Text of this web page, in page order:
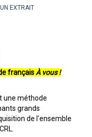
EXTRAIT
françaisÀ vous !
une méthode
grands
de l'ensemble